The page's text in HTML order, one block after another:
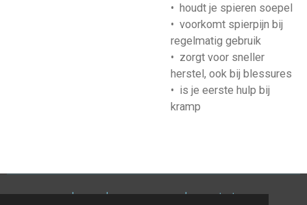
• houdt je spieren soepel
• voorkomt spierpijn bij
regelmatig gebruik
• zorgt voor sneller
herstel, ook bij blessures
• is je eerste hulp bij
kramp
home-algemene voorwaarden-contact